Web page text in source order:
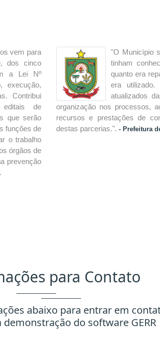
vem para
dos cinco
a Lei Nº
execução,
Contribui
de
que serão
funções de
o trabalho
órgãos de
prevenção
"O Município
tinham
quanto era
era
atualizados
organização nos processos,
recursos e prestações de
destas parcerias.". - Prefeitura
para Contato
abaixo para entrar em
do software GERR